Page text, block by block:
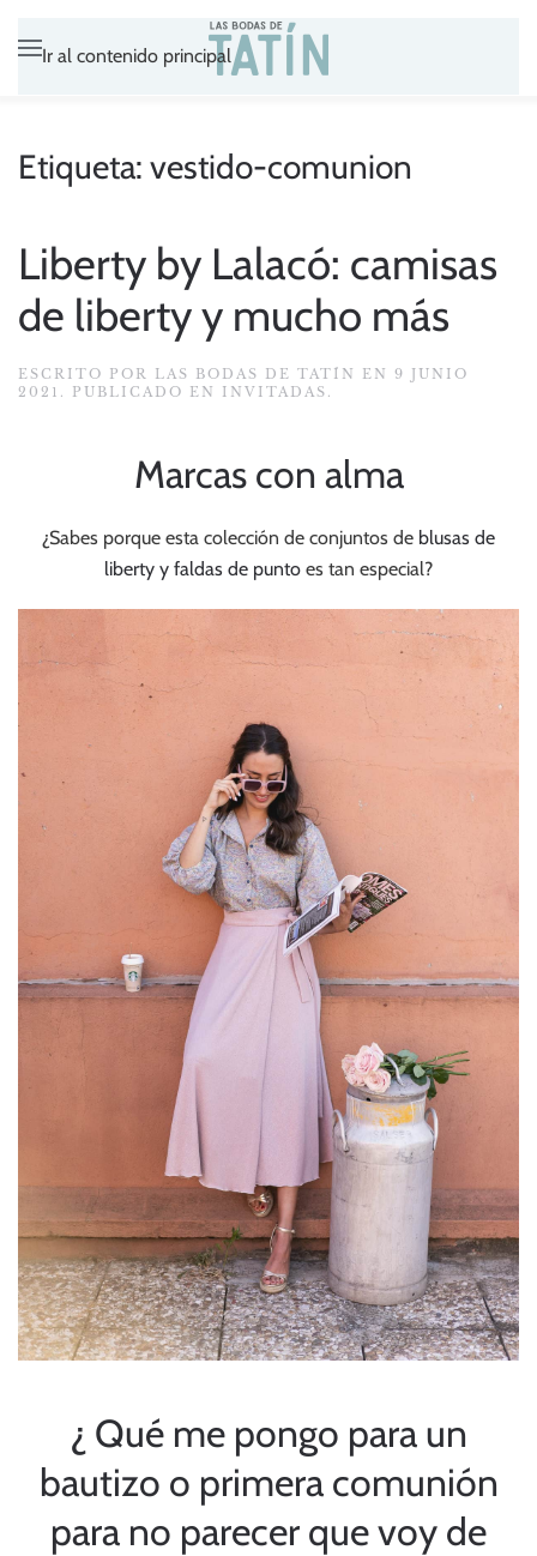
Ir al contenido principal
Etiqueta: vestido-comunion
Liberty by Lalacó: camisas
de liberty y mucho más
ESCRITO POR LAS BODAS DE TATÍN EN 9 JUNIO
2021 . PUBLICADO EN INVITADAS .
Marcas con alma
¿Sabes porque esta colección de conjuntos de blusas de
liberty y faldas de punto es tan especial?
¿ Qué me pongo para un
bautizo o primera comunión
para no parecer que voy de